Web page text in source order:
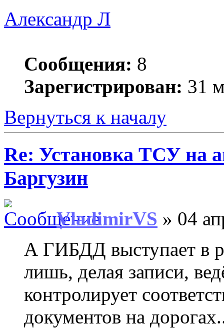
Александр Л
Сообщения: 8
Зарегистрирован: 31
Вернуться к началу
Re: Установка ТСУ на
Баргузин
VladimirVS » 04
А ГИБДД выступает в
лишь, делая записи,
контролирует
документов на